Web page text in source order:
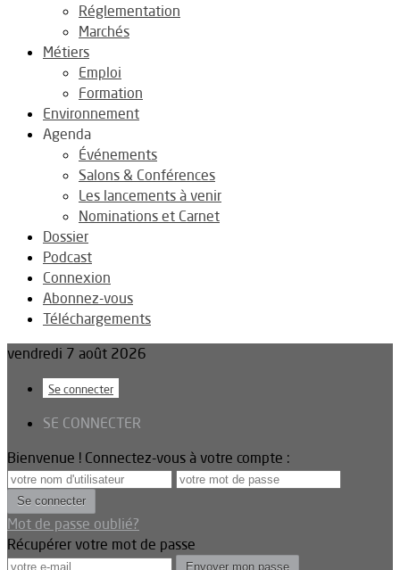
Réglementation
Marchés
Métiers
Emploi
Formation
Environnement
Agenda
Événements
Salons & Conférences
Les lancements à venir
Nominations et Carnet
Dossier
Podcast
Connexion
Abonnez-vous
Téléchargements
vendredi 7 août 2026
Se connecter
SE CONNECTER
Bienvenue ! Connectez-vous à votre compte :
Mot de passe oublié?
Récupérer votre mot de passe